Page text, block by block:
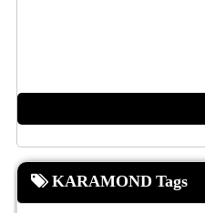
KARAMOND Tags